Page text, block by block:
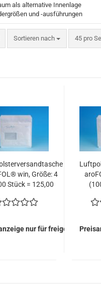
als alternative Innenlage
und -ausführungen
Sortieren nach
Sortieren nach 45 pro
pro Seite
win, Größe: 4
Stück = 125,00
nur für freigeschaltete